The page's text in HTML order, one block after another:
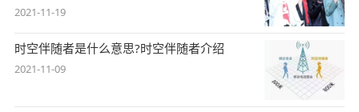
2021-11-19
时空伴随者是什么意思?时空伴随者介绍
2021-11-09